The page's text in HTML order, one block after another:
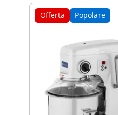
Offerta Popolare